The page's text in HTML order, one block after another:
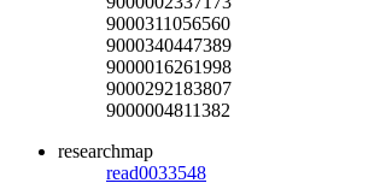
9000311056560
9000340447389
9000016261998
9000292183807
9000004811382
researchmap
read0033548